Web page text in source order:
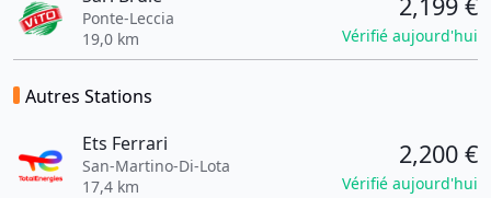
Ponte-Leccia
19,0 km
Vérifié aujourd'hui
Autres Stations
Ets Ferrari
San-Martino-Di-Lota
17,4 km
2,200 €
Vérifié aujourd'hui